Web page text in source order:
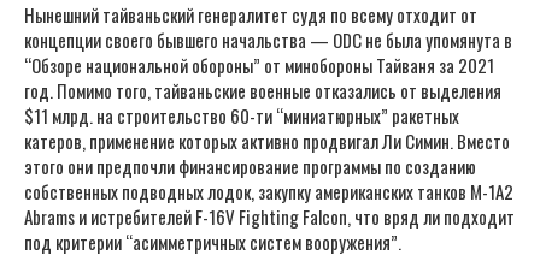
Нынешний тайваньский генералитет судя по всему отходит от
концепции своего бывшего начальства — ODC не была упомянута в
“Обзоре национальной обороны” от минобороны Тайваня за 2021
год. Помимо того, тайваньские военные отказались от выделения
$11 млрд. на строительство 60-ти “миниатюрных” ракетных
катеров, применение которых активно продвигал Ли Симин. Вместо
этого они предпочли финансирование программы по созданию
собственных подводных лодок, закупку американских танков М-1A2
Abrams и истребителей F-16V Fighting Falcon, что вряд ли подходит
под критерии “асимметричных систем вооружения”.